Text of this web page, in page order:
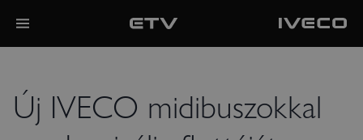
Új IVECO midibuszokkal